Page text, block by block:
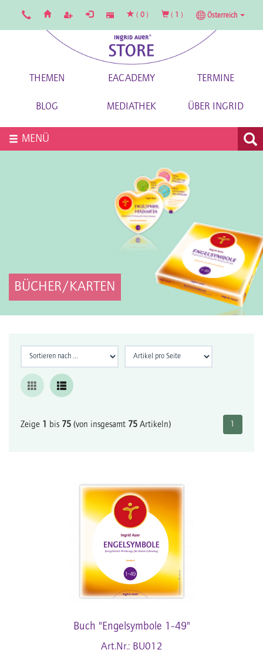
( 0 ) ( 1 ) Österreich
THEMEN EACADEMY TERMINE
BLOG MEDIATHEK ÜBER INGRID
MENÜ
BÜCHER/KARTEN
Zeige 1 bis 75 (von insgesamt 75 Artikeln) 1
Buch "Engelsymbole 1-49"
Art.Nr.: BU012